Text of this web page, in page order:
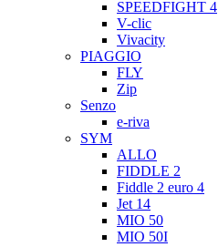
SPEEDFIGHT 4
V-clic
Vivacity
PIAGGIO
FLY
Zip
Senzo
e-riva
SYM
ALLO
FIDDLE 2
Fiddle 2 euro 4
Jet 14
MIO 50
MIO 50I